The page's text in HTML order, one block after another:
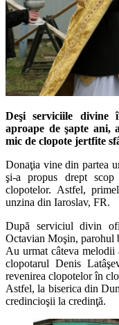
Deşi serviciile divine
aproape de şapte ani,
mic de clopote jertfite
Donaţia vine din partea
şi-a propus drept
clopotelor. Astfel,
unzina din Iaroslav, FR.
După serviciul divin
Octavian Moşin, parohul
Au urmat câteva melodii
clopotarul Denis
revenirea clopotelor în
Astfel, la biserica din
credincioşii la credinţă.